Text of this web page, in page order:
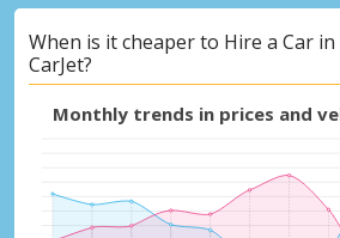
When is it cheaper to Hire a Car
CarJet?
Monthly trends in prices and